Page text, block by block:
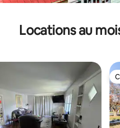
Locations au